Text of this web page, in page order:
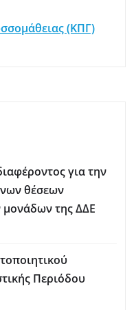
(ΚΠΓ)
για την
θέσεων
μονάδων της ΔΔΕ
Περιόδου